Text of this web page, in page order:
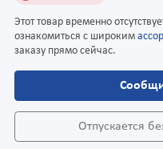
Этот товар временно
ознакомиться с широким
заказу прямо сейчас.
Отпускается